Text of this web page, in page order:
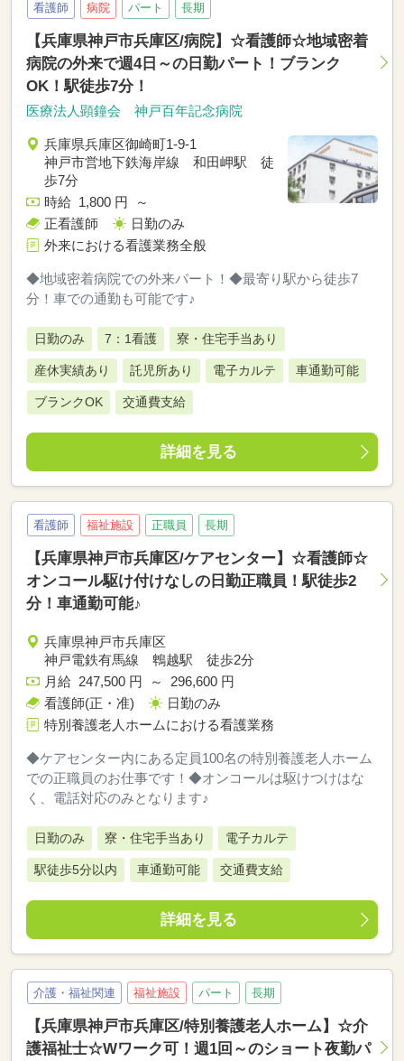
看護師 病院 パート 長期
【兵庫県神戸市兵庫区/病院】☆看護師☆地域密着
病院の外来で週4日～の日勤パート！ブランク
OK！駅徒歩7分！
医療法人顕鐘会 神戸百年記念病院
兵庫県兵庫区御崎町1-9-1
神戸市営地下鉄海岸線 和田岬駅 徒
歩7分
時給 1,800 円 ～
正看護師
日勤のみ
外来における看護業務全般
◆地域密着病院での外来パート！◆最寄り駅から徒歩7
分！車での通勤も可能です♪
日勤のみ 7：1看護 寮・住宅手当あり
産休実績あり 託児所あり 電子カルテ 車通勤可能
ブランクOK 交通費支給
詳細を見る
看護師 福祉施設 正職員 長期
【兵庫県神戸市兵庫区/ケアセンター】☆看護師☆
オンコール駆け付けなしの日勤正職員！駅徒歩2
分！車通勤可能♪
兵庫県神戸市兵庫区
神戸電鉄有馬線 鵯越駅 徒歩2分
月給 247,500 円 ～ 296,600 円
看護師(正・准)
日勤のみ
特別養護老人ホームにおける看護業務
◆ケアセンター内にある定員100名の特別養護老人ホーム
での正職員のお仕事です！◆オンコールは駆けつけはな
く、電話対応のみとなります♪
日勤のみ 寮・住宅手当あり 電子カルテ
駅徒歩5分以内 車通勤可能 交通費支給
詳細を見る
介護・福祉関連 福祉施設 パート 長期
【兵庫県神戸市兵庫区/特別養護老人ホーム】☆介
護福祉士☆Wワーク可！週1回～のショート夜勤パ